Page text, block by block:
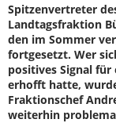
Spitzenvertreter
Landtagsfraktion
den im Sommer
fortgesetzt. Wer
positives Signal für
erhofft hatte,
Fraktionschef
weiterhin